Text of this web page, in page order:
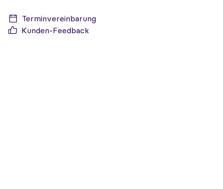
Terminvereinbarung
Kunden-Feedback